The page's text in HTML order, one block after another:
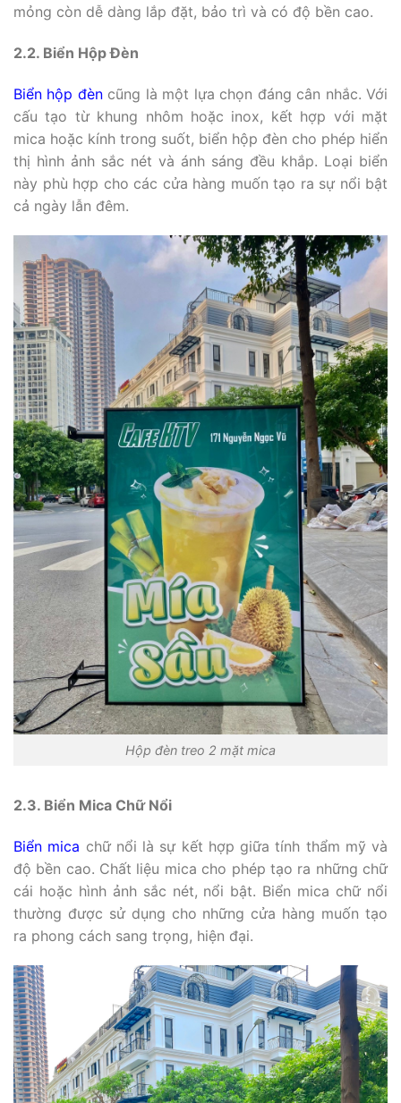
mỏng còn dễ dàng lắp đặt, bảo trì và có độ bền cao.
2.2. Biển Hộp Đèn
Biển hộp đèncũng là một lựa chọn đáng cân nhắc. Với
cấu tạo từ khung nhôm hoặc inox, kết hợp với mặt
mica hoặc kính trong suốt, biển hộp đèn cho phép hiển
thị hình ảnh sắc nét và ánh sáng đều khắp. Loại biển
này phù hợp cho các cửa hàng muốn tạo ra sự nổi bật
cả ngày lẫn đêm.
Hộp đèn treo 2 mặt mica
2.3. Biển Mica Chữ Nổi
Biển mica chữ nổi là sự kết hợp giữa tính thẩm mỹ và
độ bền cao. Chất liệu mica cho phép tạo ra những chữ
cái hoặc hình ảnh sắc nét, nổi bật. Biển mica chữ nổi
thường được sử dụng cho những cửa hàng muốn tạo
ra phong cách sang trọng, hiện đại.